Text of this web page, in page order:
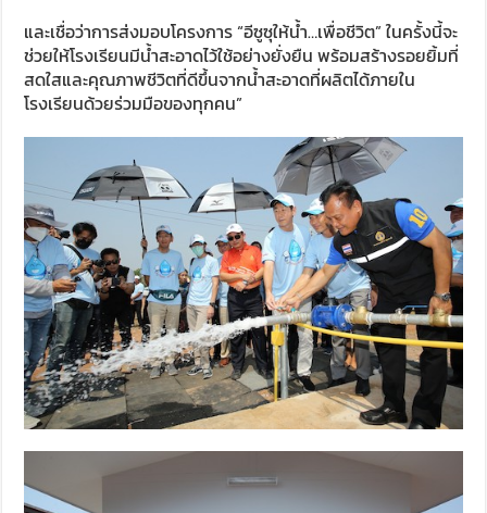
และเชื่อว่าการส่งมอบโครงการ “อีซูซุให้น้ำ…เพื่อชีวิต” ในครั้งนี้จะ
ช่วยให้โรงเรียนมีน้ำสะอาดไว้ใช้อย่างยั่งยืน พร้อมสร้างรอยยิ้มที่
สดใสและคุณภาพชีวิตที่ดีขึ้นจากน้ำสะอาดที่ผลิตได้ภายใน
โรงเรียนด้วยร่วมมือของทุกคน”